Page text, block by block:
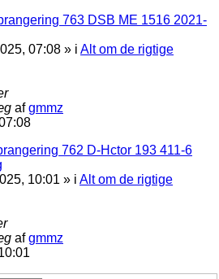
763 DSB ME 1516 2021-
07:08 » i Alt om de rigtige
afgmmz
762 D-Hctor 193 411-6
10:01 » i Alt om de rigtige
afgmmz